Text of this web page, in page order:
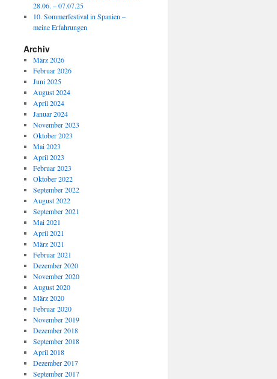
28.06. – 07.07.25
10. Sommerfestival in Spanien –
meine Erfahrungen
Archiv
März 2026
Februar 2026
Juni 2025
August 2024
April 2024
Januar 2024
November 2023
Oktober 2023
Mai 2023
April 2023
Februar 2023
Oktober 2022
September 2022
August 2022
September 2021
Mai 2021
April 2021
März 2021
Februar 2021
Dezember 2020
November 2020
August 2020
März 2020
Februar 2020
November 2019
Dezember 2018
September 2018
April 2018
Dezember 2017
September 2017